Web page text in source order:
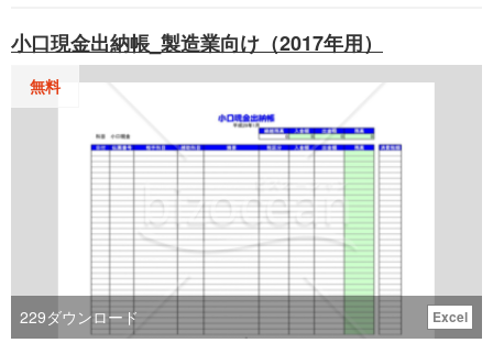
小口現金出納帳_製造業向け（2017年用）
無料
229ダウンロード Excel